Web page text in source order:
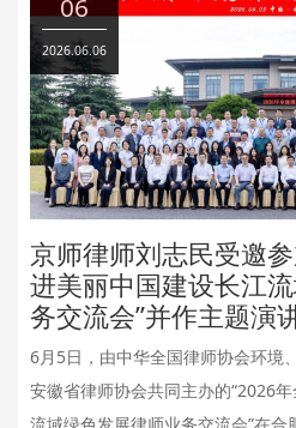
06
2026.06.06
京师律师刘志民受邀
进美丽中国建设长江
务交流会”并作主题演
6月5日，由中华全国律师协会环境
安徽省律师协会共同主办的“2026